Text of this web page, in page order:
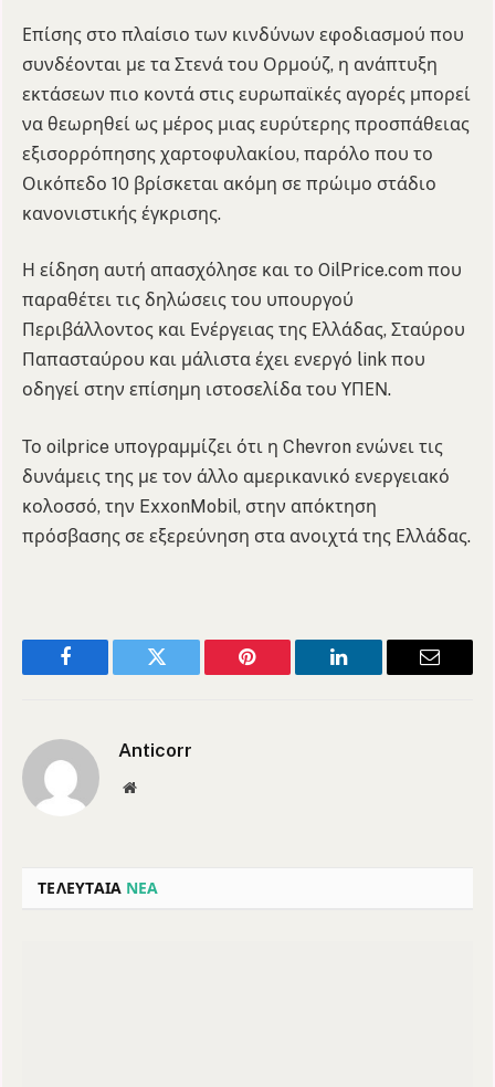
Επίσης στο πλαίσιο των κινδύνων εφοδιασμού που
συνδέονται με τα Στενά του Ορμούζ, η ανάπτυξη
εκτάσεων πιο κοντά στις ευρωπαϊκές αγορές μπορεί
να θεωρηθεί ως μέρος μιας ευρύτερης προσπάθειας
εξισορρόπησης χαρτοφυλακίου, παρόλο που το
Οικόπεδο 10 βρίσκεται ακόμη σε πρώιμο στάδιο
κανονιστικής έγκρισης.
Η είδηση αυτή απασχόλησε και το OilPrice.com που
παραθέτει τις δηλώσεις του υπουργού
Περιβάλλοντος και Ενέργειας της Ελλάδας, Σταύρου
Παπασταύρου και μάλιστα έχει ενεργό link που
οδηγεί στην επίσημη ιστοσελίδα του ΥΠΕΝ.
Το oilprice υπογραμμίζει ότι η Chevron ενώνει τις
δυνάμεις της με τον άλλο αμερικανικό ενεργειακό
κολοσσό, την ExxonMobil, στην απόκτηση
πρόσβασης σε εξερεύνηση στα ανοιχτά της Ελλάδας.
Facebook Twitter Pinterest LinkedIn Email
Anticorr
Website
ΤΕΛΕΥΤΑΙΑ ΝΕΑ